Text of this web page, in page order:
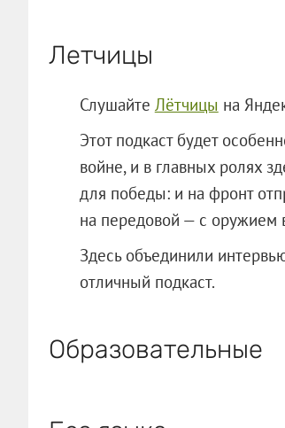
Летчицы
Слушайте Лётчицы на
Этот подкаст будет
войне, и в главных ролях
для победы: и на фронт
на передовой — с оружием
Здесь объединили
отличный подкаст.
Образовательные